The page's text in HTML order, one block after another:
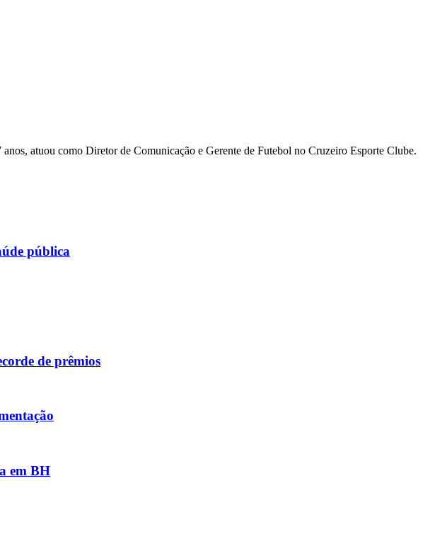
atuou como Diretor de Comunicação e Gerente de Futebol no Cruzeiro Esporte Clube.
pública
de prêmios
em BH